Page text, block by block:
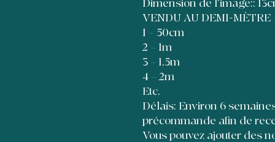
Dimension de l'image::
VENDU AU DEMI-MÈTRE
1 = 50cm
2 = 1m
3 = 1,5m
4 = 2m
Etc.
Délais: Environ 6
précommande afin de
Vous pouvez ajouter des